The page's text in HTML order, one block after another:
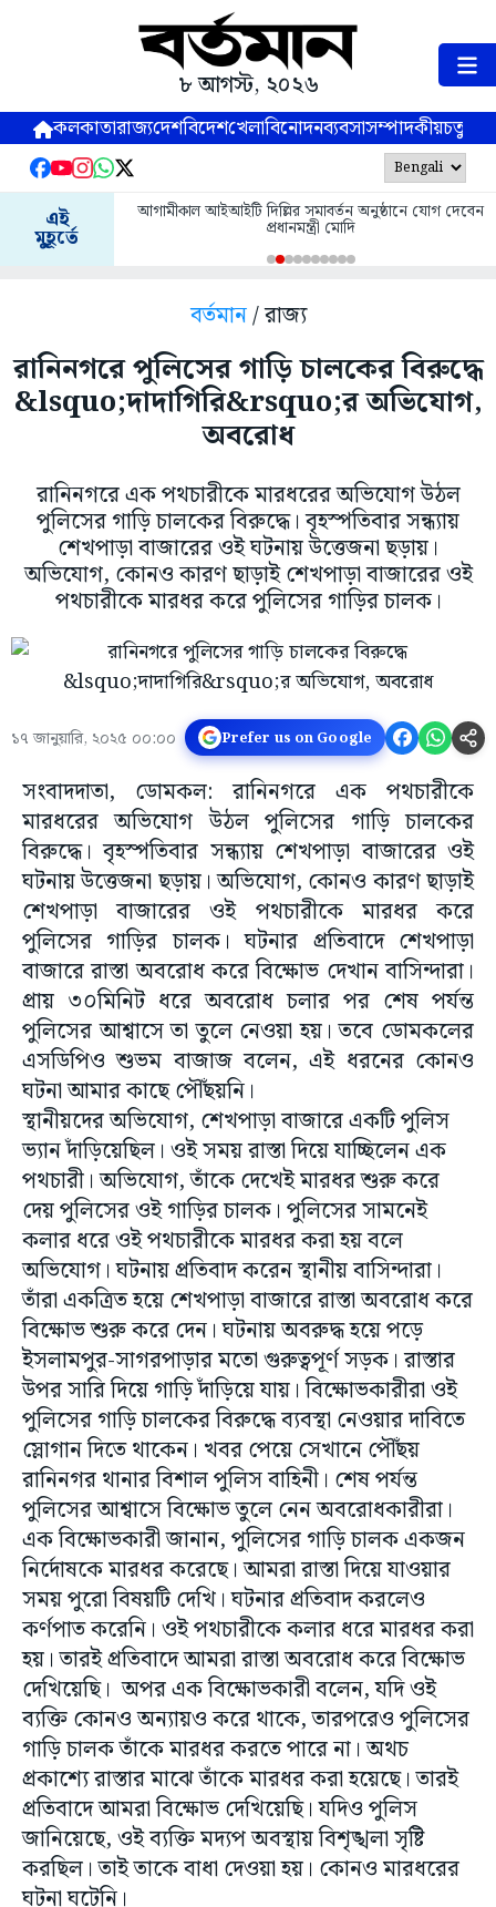
৮ আগস্ট, ২০২৬
কলকাতারাজ্যদেশবিদেশখেলাবিনোদনব্যবসাসম্পাদকীয়
এই
মুহূর্তে
আগামীকাল আইআইটি দিল্লির সমাবর্তন অনুষ্ঠানে যোগ দেবেন
প্রধানমন্ত্রী মোদি
বর্তমান/ রাজ্য
রানিনগরে পুলিসের গাড়ি চালকের বিরুদ্ধে
&lsquo;দাদাগিরি&rsquo;র অভিযোগ,
অবরোধ
রানিনগরে এক পথচারীকে মারধরের অভিযোগ উঠল
পুলিসের গাড়ি চালকের বিরুদ্ধে। বৃহস্পতিবার সন্ধ্যায়
শেখপাড়া বাজারের ওই ঘটনায় উত্তেজনা ছড়ায়।
অভিযোগ, কোনও কারণ ছাড়াই শেখপাড়া বাজারের ওই
পথচারীকে মারধর করে পুলিসের গাড়ির চালক।
১৭ জানুয়ারি, ২০২৫ ০০:০০ Prefer us on Google
সংবাদদাতা, ডোমকল: রানিনগরে এক পথচারীকে
মারধরের অভিযোগ উঠল পুলিসের গাড়ি চালকের
বিরুদ্ধে। বৃহস্পতিবার সন্ধ্যায় শেখপাড়া বাজারের ওই
ঘটনায় উত্তেজনা ছড়ায়। অভিযোগ, কোনও কারণ ছাড়াই
শেখপাড়া বাজারের ওই পথচারীকে মারধর করে
পুলিসের গাড়ির চালক। ঘটনার প্রতিবাদে শেখপাড়া
বাজারে রাস্তা অবরোধ করে বিক্ষোভ দেখান বাসিন্দারা।
প্রায় ৩০মিনিট ধরে অবরোধ চলার পর শেষ পর্যন্ত
পুলিসের আশ্বাসে তা তুলে নেওয়া হয়। তবে ডোমকলের
এসডিপিও শুভম বাজাজ বলেন, এই ধরনের কোনও
ঘটনা আমার কাছে পৌঁছয়নি।
স্থানীয়দের অভিযোগ, শেখপাড়া বাজারে একটি পুলিস
ভ্যান দাঁড়িয়েছিল। ওই সময় রাস্তা দিয়ে যাচ্ছিলেন এক
পথচারী। অভিযোগ, তাঁকে দেখেই মারধর শুরু করে
দেয় পুলিসের ওই গাড়ির চালক। পুলিসের সামনেই
কলার ধরে ওই পথচারীকে মারধর করা হয় বলে
অভিযোগ। ঘটনায় প্রতিবাদ করেন স্থানীয় বাসিন্দারা।
তাঁরা একত্রিত হয়ে শেখপাড়া বাজারে রাস্তা অবরোধ করে
বিক্ষোভ শুরু করে দেন। ঘটনায় অবরুদ্ধ হয়ে পড়ে
ইসলামপুর-সাগরপাড়ার মতো গুরুত্বপূর্ণ সড়ক। রাস্তার
উপর সারি দিয়ে গাড়ি দাঁড়িয়ে যায়। বিক্ষোভকারীরা ওই
পুলিসের গাড়ি চালকের বিরুদ্ধে ব্যবস্থা নেওয়ার দাবিতে
স্লোগান দিতে থাকেন। খবর পেয়ে সেখানে পৌঁছয়
রানিনগর থানার বিশাল পুলিস বাহিনী। শেষ পর্যন্ত
পুলিসের আশ্বাসে বিক্ষোভ তুলে নেন অবরোধকারীরা।
এক বিক্ষোভকারী জানান, পুলিসের গাড়ি চালক একজন
নির্দোষকে মারধর করেছে। আমরা রাস্তা দিয়ে যাওয়ার
সময় পুরো বিষয়টি দেখি। ঘটনার প্রতিবাদ করলেও
কর্ণপাত করেনি। ওই পথচারীকে কলার ধরে মারধর করা
হয়। তারই প্রতিবাদে আমরা রাস্তা অবরোধ করে বিক্ষোভ
দেখিয়েছি। অপর এক বিক্ষোভকারী বলেন, যদি ওই
ব্যক্তি কোনও অন্যায়ও করে থাকে, তারপরেও পুলিসের
গাড়ি চালক তাঁকে মারধর করতে পারে না। অথচ
প্রকাশ্যে রাস্তার মাঝে তাঁকে মারধর করা হয়েছে। তারই
প্রতিবাদে আমরা বিক্ষোভ দেখিয়েছি। যদিও পুলিস
জানিয়েছে, ওই ব্যক্তি মদ্যপ অবস্থায় বিশৃঙ্খলা সৃষ্টি
করছিল। তাই তাকে বাধা দেওয়া হয়। কোনও মারধরের
ঘটনা ঘটেনি।